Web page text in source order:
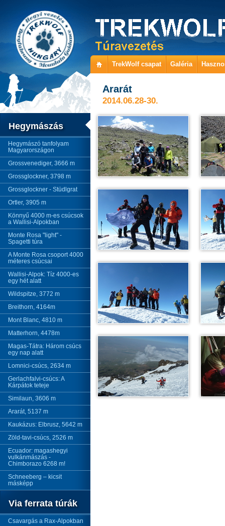
TrekWolf csapat Galéria
Hegymászás
Hegymászó tanfolyam
Magyarországon
Grossvenediger, 3666 m
Grossglockner, 3798 m
Grossglockner - Stüdlgrat
Ortler, 3905 m
Könnyű 4000 m-es csúcsok
a Wallisi-Alpokban
Monte Rosa "light" -
Spagetti túra
A Monte Rosa csoport 4000
méteres csúcsai
Wallisi-Alpok: Tíz 4000-es
egy hét alatt
Wildspitze, 3772 m
Breithorn, 4164m
Mont Blanc, 4810 m
Matterhorn, 4478m
Magas-Tátra: Három csúcs
egy nap alatt
Lomnici-csúcs, 2634 m
Gerlachfalvi-csúcs: A
Kárpátok teteje
Similaun, 3606 m
Ararát, 5137 m
Kaukázus: Elbrusz, 5642 m
Zöld-tavi-csúcs, 2526 m
Ecuador: magashegyi
vulkánmászás -
Chimborazo 6268 m!
Schneeberg – kicsit
másképp
Via ferrata túrák
Csavargás a Rax-Alpokban
Ararát
2014.06.28-30.